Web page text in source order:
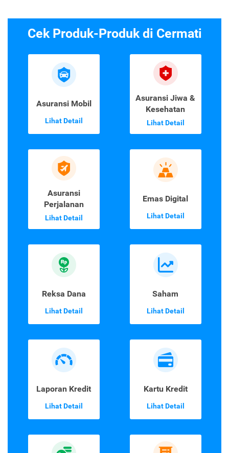
Cek Produk-Produk di Cermati
Asuransi Mobil
Lihat Detail
Asuransi Jiwa &
Kesehatan
Lihat Detail
Asuransi
Perjalanan
Lihat Detail
Emas Digital
Lihat Detail
Reksa Dana
Lihat Detail
Saham
Lihat Detail
Laporan Kredit
Lihat Detail
Kartu Kredit
Lihat Detail